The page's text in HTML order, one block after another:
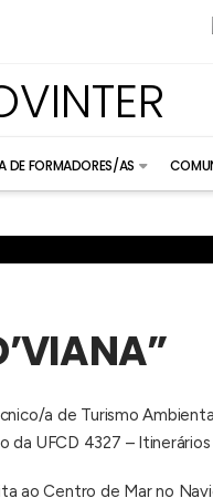
DE FORMADORES/AS
a de Turismo
da UFCD 4327 –
ao Centro de Mar no